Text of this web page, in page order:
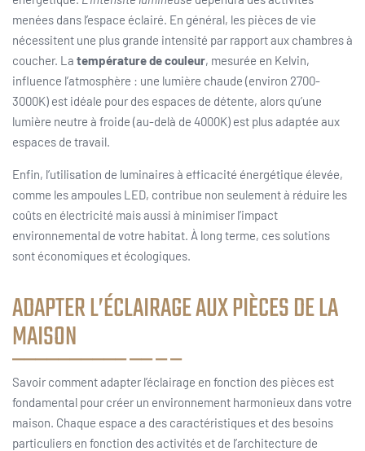
menées dans l’espace éclairé. En général, les pièces de vie
nécessitent une plus grande intensité par rapport aux chambres à
coucher. La température de couleur, mesurée en Kelvin,
influence l’atmosphère : une lumière chaude (environ 2700-
3000K) est idéale pour des espaces de détente, alors qu’une
lumière neutre à froide (au-delà de 4000K) est plus adaptée aux
espaces de travail.
Enfin, l’utilisation de luminaires à efficacité énergétique élevée,
comme les ampoules LED, contribue non seulement à réduire les
coûts en électricité mais aussi à minimiser l’impact
environnemental de votre habitat. À long terme, ces solutions
sont économiques et écologiques.
ADAPTER L’ÉCLAIRAGE AUX PIÈCES DE LA
MAISON
Savoir comment adapter l’éclairage en fonction des pièces est
fondamental pour créer un environnement harmonieux dans votre
maison. Chaque espace a des caractéristiques et des besoins
particuliers en fonction des activités et de l’architecture de